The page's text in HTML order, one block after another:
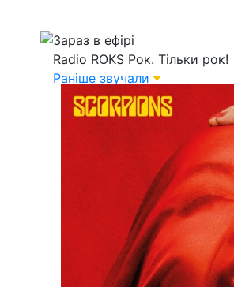
Зараз в ефірі
Radio ROKS Рок. Тільки рок!
Раніше звучали